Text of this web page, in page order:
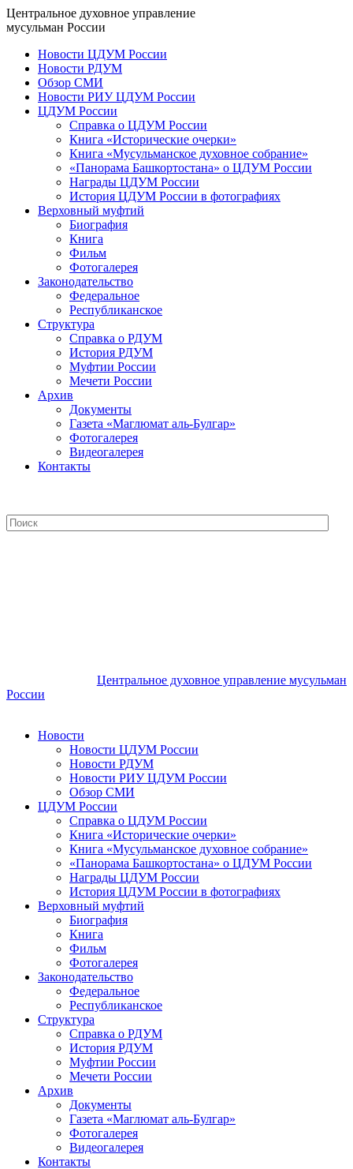
Центральное духовное управление
мусульман России
Новости ЦДУМ России
Новости РДУМ
Обзор СМИ
Новости РИУ ЦДУМ России
ЦДУМ России
Справка о ЦДУМ России
Книга «Исторические очерки»
Книга «Мусульманское духовное собрание»
«Панорама Башкортостана» о ЦДУМ России
Награды ЦДУМ России
История ЦДУМ России в фотографиях
Верховный муфтий
Биография
Книга
Фильм
Фотогалерея
Законодательство
Федеральное
Республиканское
Структура
Справка о РДУМ
История РДУМ
Муфтии России
Мечети России
Архив
Документы
Газета «Маглюмат аль-Булгар»
Фотогалерея
Видеогалерея
Контакты
Центральное духовное управление мусульман
России
Новости
Новости ЦДУМ России
Новости РДУМ
Новости РИУ ЦДУМ России
Обзор СМИ
ЦДУМ России
Справка о ЦДУМ России
Книга «Исторические очерки»
Книга «Мусульманское духовное собрание»
«Панорама Башкортостана» о ЦДУМ России
Награды ЦДУМ России
История ЦДУМ России в фотографиях
Верховный муфтий
Биография
Книга
Фильм
Фотогалерея
Законодательство
Федеральное
Республиканское
Структура
Справка о РДУМ
История РДУМ
Муфтии России
Мечети России
Архив
Документы
Газета «Маглюмат аль-Булгар»
Фотогалерея
Видеогалерея
Контакты